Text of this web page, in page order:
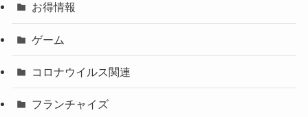
お得情報
ゲーム
コロナウイルス関連
フランチャイズ